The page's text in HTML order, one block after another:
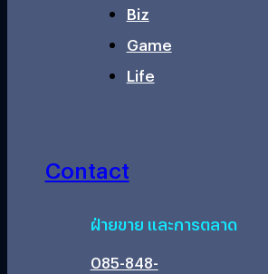
Biz
Game
Life
Contact
ฝ่ายขาย และการตลาด
085-848-